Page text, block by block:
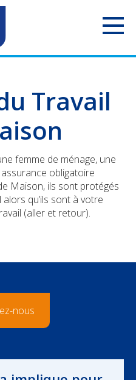
Travail
femme de ménage, une
obligatoire
Maison, ils sont protégés
qu’ils sont à votre
(aller et retour).
nous